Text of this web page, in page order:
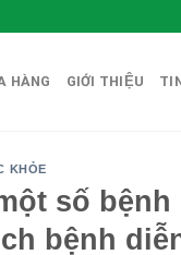
HÀNG GIỚI THIỆU
KHỎE
số bệnh
bệnh